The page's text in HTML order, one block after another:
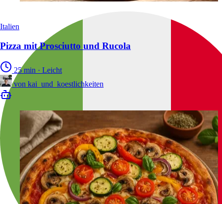
Italien
Pizza mit Prosciutto und Rucola
25 min · Leicht
von kai_und_koestlichkeiten